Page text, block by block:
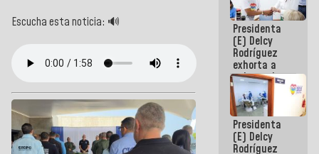
Escucha esta noticia: 🔊 Presidenta
(E) Delcy
Rodríguez
exhorta a
gobernadores
y alcaldes a
edificar
casas para
abuelos
Presidenta
(E) Delcy
Rodríguez